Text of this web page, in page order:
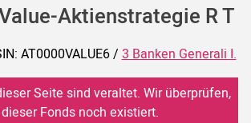
Aktienstrategie R T
AT0000VALUE6 /3 Banken Generali I.
Seite sind veraltet. Wir überprüfen,
Fonds noch existiert.